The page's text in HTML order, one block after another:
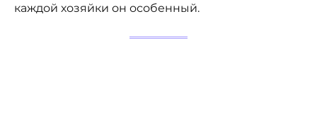
каждой хозяйки он особенный.